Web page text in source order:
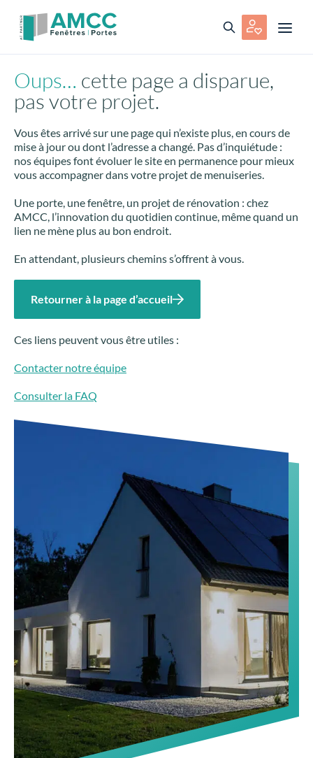
Oups… cette page a disparue,
pas votre projet.
Vous êtes arrivé sur une page qui n’existe plus, en cours de
mise à jour ou dont l’adresse a changé. Pas d’inquiétude :
nos équipes font évoluer le site en permanence pour mieux
vous accompagner dans votre projet de menuiseries.
Une porte, une fenêtre, un projet de rénovation : chez
AMCC, l’innovation du quotidien continue, même quand un
lien ne mène plus au bon endroit.
En attendant, plusieurs chemins s’offrent à vous.
Retourner à la page d’accueil
Ces liens peuvent vous être utiles :
Contacter notre équipe
Consulter la FAQ